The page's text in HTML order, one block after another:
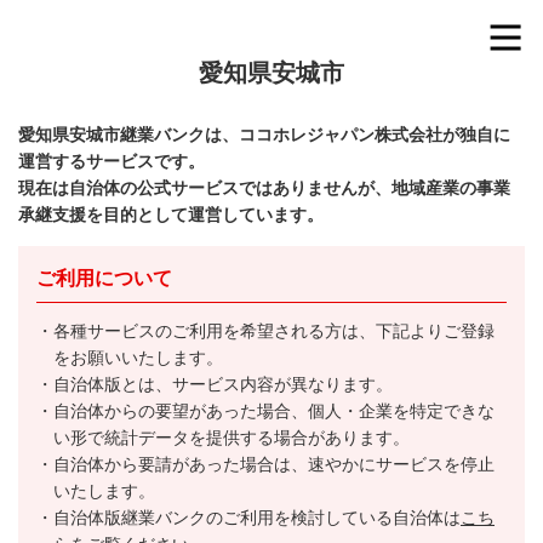
愛知県安城市
愛知県安城市継業バンクは、ココホレジャパン株式会社が独自に
運営するサービスです。
現在は自治体の公式サービスではありませんが、地域産業の事業
承継支援を目的として運営しています。
ご利用について
各種サービスのご利用を希望される方は、下記よりご登録
をお願いいたします。
自治体版とは、サービス内容が異なります。
自治体からの要望があった場合、個人・企業を特定できな
い形で統計データを提供する場合があります。
自治体から要請があった場合は、速やかにサービスを停止
いたします。
自治体版継業バンクのご利用を検討している自治体はこち